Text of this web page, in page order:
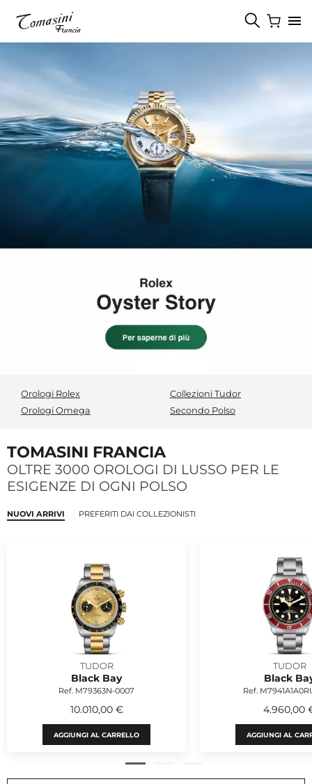
Orologi Rolex
Collezioni Tudor
Orologi Omega
Secondo Polso
TOMASINI FRANCIA
OLTRE 3000 OROLOGI DI LUSSO PER LE
ESIGENZE DI OGNI POLSO
NUOVI ARRIVI PREFERITI DAI COLLEZIONISTI
TUDOR
Black Bay
Ref. M79363N-0007
10.010,00 €
AGGIUNGI AL CARRELLO
TUDOR
Black
Ref.
4.960,00
AGGIUNGI AL